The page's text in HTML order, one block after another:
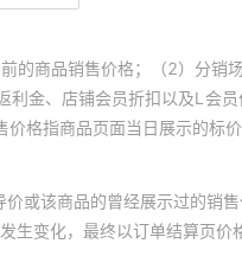
商品销售价格；（2）分
金、店铺会员折扣以及L会
格指商品页面当日展示的标
或该商品的曾经展示过的销售
变化，最终以订单结算页价